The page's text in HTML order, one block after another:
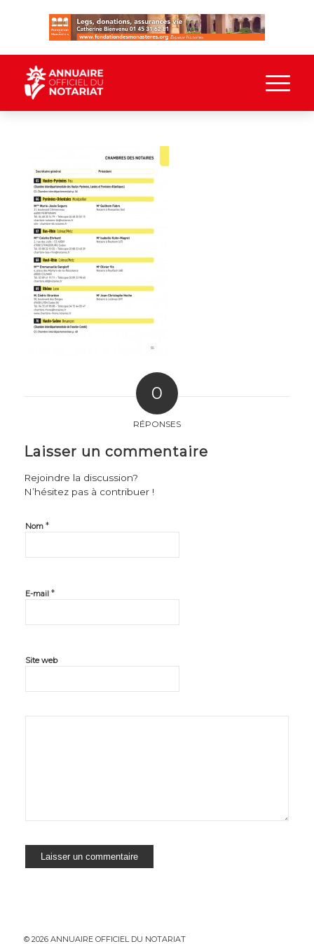
0
RÉPONSES
Laisser un commentaire
Rejoindre la discussion?
N’hésitez pas à contribuer !
Nom *
E-mail *
Site web
© 2026 ANNUAIRE OFFICIEL DU NOTARIAT